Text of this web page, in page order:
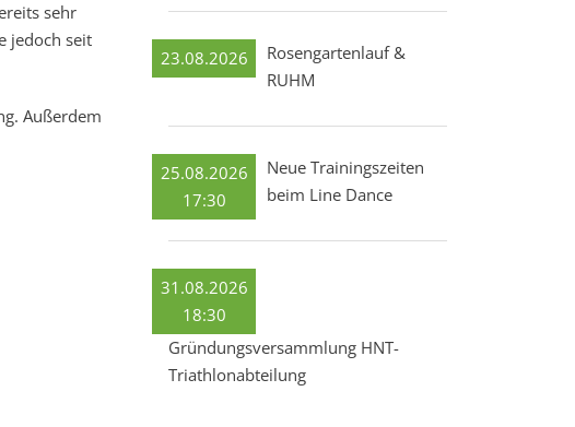
sehr
jedoch seit
Außerdem
23.08.2026
Rosengartenlauf &
RUHM
25.08.2026
17:30
Neue Trainingszeiten
beim Line Dance
31.08.2026
18:30
Gründungsversammlung HNT-
Triathlonabteilung